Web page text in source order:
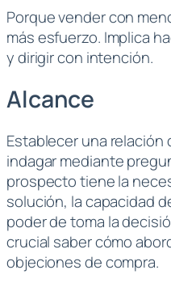
Porque vender con
más esfuerzo. Implica
y dirigir con intención.
Alcance
Establecer una relación
indagar mediante
prospecto tiene la
solución, la capacidad
poder de toma la
crucial saber cómo
objeciones de compra.